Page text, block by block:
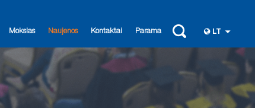
Mokslas Naujenos Kontaktai Parama LT